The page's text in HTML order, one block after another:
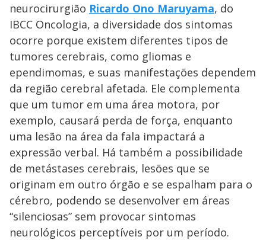
neurocirurgião Ricardo Ono Maruyama, do
IBCC Oncologia, a diversidade dos sintomas
ocorre porque existem diferentes tipos de
tumores cerebrais, como gliomas e
ependimomas, e suas manifestações dependem
da região cerebral afetada. Ele complementa
que um tumor em uma área motora, por
exemplo, causará perda de força, enquanto
uma lesão na área da fala impactará a
expressão verbal. Há também a possibilidade
de metástases cerebrais, lesões que se
originam em outro órgão e se espalham para o
cérebro, podendo se desenvolver em áreas
“silenciosas” sem provocar sintomas
neurológicos perceptíveis por um período.